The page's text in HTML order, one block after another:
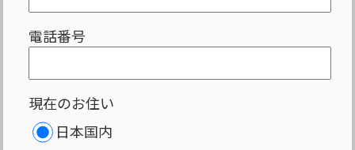
電話番号
現在のお住い
日本国内